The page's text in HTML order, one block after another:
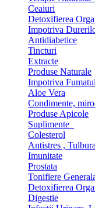
Ceaiuri
Detoxifierea
Impotriva
Antidiabetice
Tincturi
Extracte
Produse Naturale
Impotriva
Aloe Vera
Condimente,
Produse Apicole
Suplimente
Colesterol
Antistres ,
Imunitate
Prostata
Tonifiere
Detoxifierea
Digestie